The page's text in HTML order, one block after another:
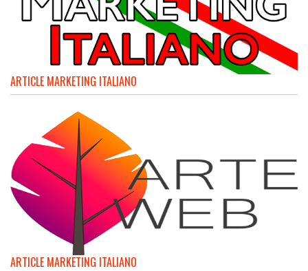
ARTICLE MARKETING ITALIANO
ARTICLE MARKETING ITALIANO